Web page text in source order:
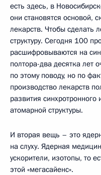
есть здесь, в
они становятся основой,
лекарств. Чтобы сделать
структуру. Сегодня 100
расшифровываются на
полтора-два десятка лет
по этому поводу, но по
производство лекарств
развития
атомарной структуры.
И вторая вещь – это
на слуху. Ядерная
ускорители, изотопы, то
этой «мегасайенс».